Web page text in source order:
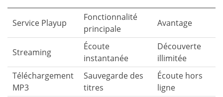
Service Playup
Fonctionnalité
principale
Avantage
Streaming
Écoute
instantanée
Découverte
illimitée
Téléchargement
MP3
Sauvegarde des
titres
Écoute hors
ligne